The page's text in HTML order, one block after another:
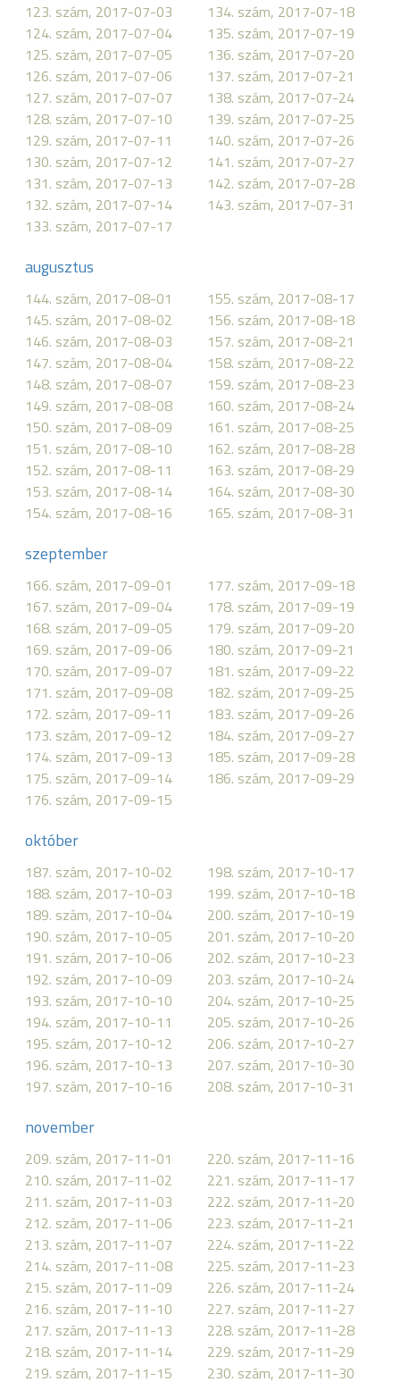
123. szám, 2017-07-03
124. szám, 2017-07-04
125. szám, 2017-07-05
126. szám, 2017-07-06
127. szám, 2017-07-07
128. szám, 2017-07-10
129. szám, 2017-07-11
130. szám, 2017-07-12
131. szám, 2017-07-13
132. szám, 2017-07-14
133. szám, 2017-07-17
134. szám, 2017-07-18
135. szám, 2017-07-19
136. szám, 2017-07-20
137. szám, 2017-07-21
138. szám, 2017-07-24
139. szám, 2017-07-25
140. szám, 2017-07-26
141. szám, 2017-07-27
142. szám, 2017-07-28
143. szám, 2017-07-31
augusztus
144. szám, 2017-08-01
145. szám, 2017-08-02
146. szám, 2017-08-03
147. szám, 2017-08-04
148. szám, 2017-08-07
149. szám, 2017-08-08
150. szám, 2017-08-09
151. szám, 2017-08-10
152. szám, 2017-08-11
153. szám, 2017-08-14
154. szám, 2017-08-16
155. szám, 2017-08-17
156. szám, 2017-08-18
157. szám, 2017-08-21
158. szám, 2017-08-22
159. szám, 2017-08-23
160. szám, 2017-08-24
161. szám, 2017-08-25
162. szám, 2017-08-28
163. szám, 2017-08-29
164. szám, 2017-08-30
165. szám, 2017-08-31
szeptember
166. szám, 2017-09-01
167. szám, 2017-09-04
168. szám, 2017-09-05
169. szám, 2017-09-06
170. szám, 2017-09-07
171. szám, 2017-09-08
172. szám, 2017-09-11
173. szám, 2017-09-12
174. szám, 2017-09-13
175. szám, 2017-09-14
176. szám, 2017-09-15
177. szám, 2017-09-18
178. szám, 2017-09-19
179. szám, 2017-09-20
180. szám, 2017-09-21
181. szám, 2017-09-22
182. szám, 2017-09-25
183. szám, 2017-09-26
184. szám, 2017-09-27
185. szám, 2017-09-28
186. szám, 2017-09-29
október
187. szám, 2017-10-02
188. szám, 2017-10-03
189. szám, 2017-10-04
190. szám, 2017-10-05
191. szám, 2017-10-06
192. szám, 2017-10-09
193. szám, 2017-10-10
194. szám, 2017-10-11
195. szám, 2017-10-12
196. szám, 2017-10-13
197. szám, 2017-10-16
198. szám, 2017-10-17
199. szám, 2017-10-18
200. szám, 2017-10-19
201. szám, 2017-10-20
202. szám, 2017-10-23
203. szám, 2017-10-24
204. szám, 2017-10-25
205. szám, 2017-10-26
206. szám, 2017-10-27
207. szám, 2017-10-30
208. szám, 2017-10-31
november
209. szám, 2017-11-01
210. szám, 2017-11-02
211. szám, 2017-11-03
212. szám, 2017-11-06
213. szám, 2017-11-07
214. szám, 2017-11-08
215. szám, 2017-11-09
216. szám, 2017-11-10
217. szám, 2017-11-13
218. szám, 2017-11-14
219. szám, 2017-11-15
220. szám, 2017-11-16
221. szám, 2017-11-17
222. szám, 2017-11-20
223. szám, 2017-11-21
224. szám, 2017-11-22
225. szám, 2017-11-23
226. szám, 2017-11-24
227. szám, 2017-11-27
228. szám, 2017-11-28
229. szám, 2017-11-29
230. szám, 2017-11-30